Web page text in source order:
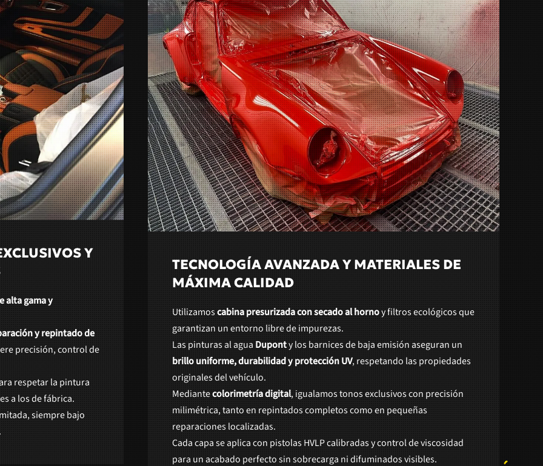
Y
alta gama y
y repintado de
precisión, control de
respetar la pintura
a los de fábrica.
siempre bajo
TECNOLOGÍA AVANZADA Y MATERIALES DE
MÁXIMA CALIDAD
Utilizamoscabina presurizada con secado al hornoy filtros ecológicos que
garantizan un entorno libre de impurezas.
Las pinturas al agua Duponty los barnices de baja emisión aseguran un
brillo uniforme, durabilidad y protección UV, respetando las propiedades
originales del vehículo.
Mediantecolorimetría digital, igualamos tonos exclusivos con precisión
milimétrica, tanto en repintados completos como en pequeñas
reparaciones localizadas.
Cada capa se aplica con pistolas HVLP calibradas y control de viscosidad
para un acabado perfecto sin sobrecarga ni difuminados visibles.